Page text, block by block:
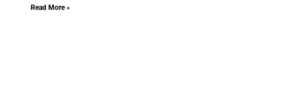
Read More »